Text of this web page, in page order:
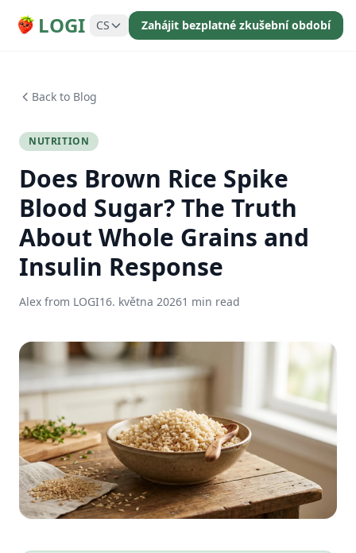
LOGI CS Zahájit bezplatné zkušební období
Back to Blog
NUTRITION
Does Brown Rice Spike
Blood Sugar? The Truth
About Whole Grains and
Insulin Response
Alex from LOGI16. května 20261 min read